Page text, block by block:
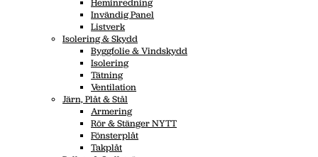
Heminredning
Invändig Panel
Listverk
Isolering & Skydd
Byggfolie & Vindskydd
Isolering
Tätning
Ventilation
Järn, Plåt & Stål
Armering
Rör & Stänger NYTT
Fönsterplåt
Takplåt